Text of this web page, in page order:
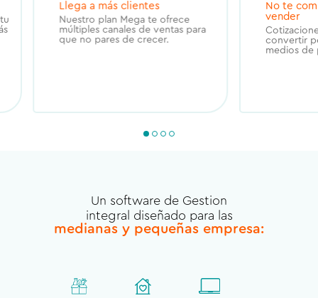
Llega a más clientes
Nuestro plan Mega te ofrece
múltiples canales de ventas para
que no pares de crecer.
No te
vender
convertir
medios de
Un software de Gestion
integral diseñado para las
medianas y pequeñas empresa: